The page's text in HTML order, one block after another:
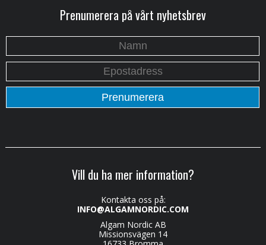
Prenumerera på vårt nyhetsbrev
Vill du ha mer information?
Kontakta oss på:
INFO@ALGAMNORDIC.COM
Algam Nordic AB
Missionsvägen 14